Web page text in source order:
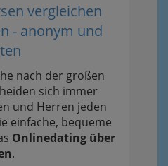
vergleichen
- anonym und
nach der großen
sich immer
und Herren jeden
einfache, bequeme
Onlinedating über
.